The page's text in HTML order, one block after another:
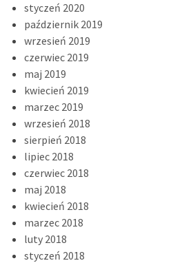
styczeń 2020
październik 2019
wrzesień 2019
czerwiec 2019
maj 2019
kwiecień 2019
marzec 2019
wrzesień 2018
sierpień 2018
lipiec 2018
czerwiec 2018
maj 2018
kwiecień 2018
marzec 2018
luty 2018
styczeń 2018